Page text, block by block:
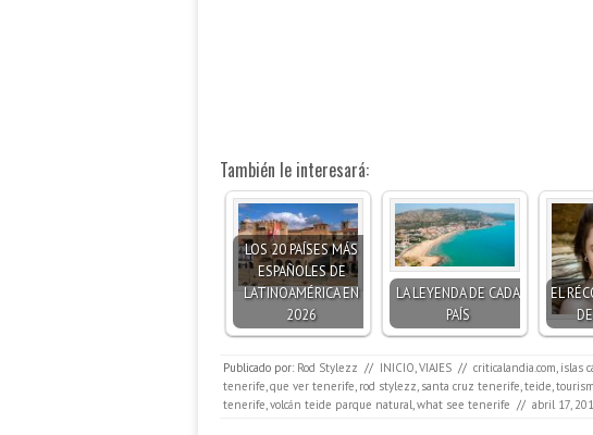
También le interesará:
LOS 20 PAÍSES MÁS
ESPAÑOLES DE
LATINOAMÉRICA EN
2026
LA LEYENDA DE CADA
PAÍS
EL
Publicado por: Rod Stylezz // INICIO VIAJES // criticalandia.com islas
tenerife que ver tenerife rod stylezz santa cruz tenerife teide
tenerife volcán teide parque natural what see tenerife // abril 17,